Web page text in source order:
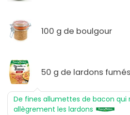
100 g de boulgour
50 g de lardons fumés
De fines allumettes de bacon qui
allègrement les lardons